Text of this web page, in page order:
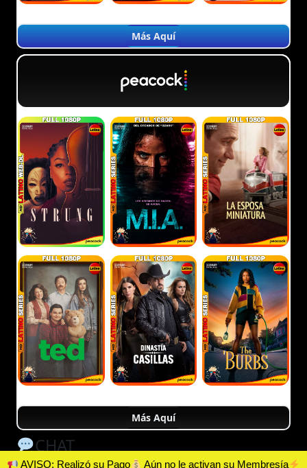
AVISO: Realizó su Pago Aún no le activan su Membresía
Más Aquí
Más Aquí
CHAT